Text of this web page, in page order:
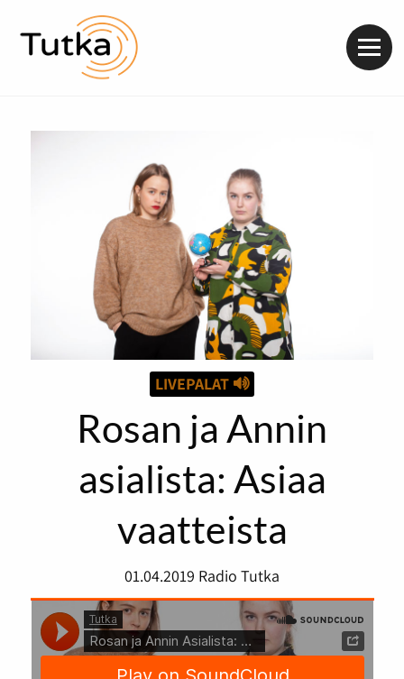
LIVEPALAT
Rosan ja Annin
asialista: Asiaa
vaatteista
01.04.2019 Radio Tutka